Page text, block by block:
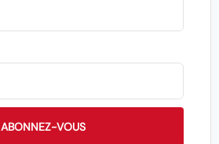
ABONNEZ-VOUS